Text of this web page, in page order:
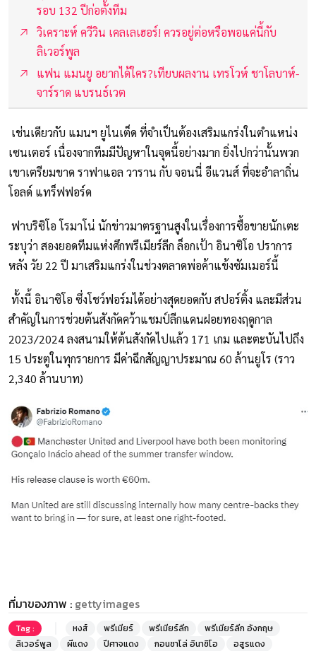
รอบ 132 ปีก่อตั้งทีม
วิเคราะห์ ควีวิน เคลเลเฮอร์! ควรอยู่ต่อหรือพอแค่นี้กับ
ลิเวอร์พูล
แฟน แมนยู อยากได้ใคร?เทียบผลงาน เทรโวห์ ชาโลบาห์-
จาร์ราด แบรนธ์เวต
เช่นเดียวกับ แมนฯ ยูไนเต็ด ที่จำเป็นต้องเสริมแกร่งในตำแหน่ง
เซนเตอร์ เนื่องจากทีมมีปัญหาในจุดนี้อย่างมาก ยิ่งไปกว่านั้นพวก
เขาเตรียมขาด ราฟาแอล วาราน กับ จอนนี่ อีแวนส์ ที่จะอำลาถิ่น
โอลด์ แทร็ฟฟอร์ด
ฟาบริซิโอ โรมาโน่ นักข่าวมาตรฐานสูงในเรื่องการซื้อขายนักเตะ
ระบุว่า สองยอดทีมแห่งศึกพรีเมียร์ลีก ล็อกเป้า อินาซิโอ ปราการ
หลัง วัย 22 ปี มาเสริมแกร่งในช่วงตลาดพ่อค้าแข้งซัมเมอร์นี้
ทั้งนี้ อินาซิโอ ซึ่งโชว์ฟอร์มได้อย่างสุดยอดกับ สปอร์ติ้ง และมีส่วน
สำคัญในการช่วยต้นสังกัดคว้าแชมป์ลีกแดนฝอยทองฤดูกาล
2023/2024 ลงสนามให้ต้นสังกัดไปแล้ว 171 เกม และตะบันไปถึง
15 ประตูในทุกรายการ มีค่าฉีกสัญญาประมาณ 60 ล้านยูโร (ราว
2,340 ล้านบาท)
ที่มาของภาพ : gettyimages
Tag : หงส์ พรีเมียร์ พรีเมียร์ลีก
พรีเมียร์ลีก อังกฤษ
ลิเวอร์พูล
ผีแดง ปีศาจแดง กอนซาโล่ อินาซิโอ
อสูรแดง